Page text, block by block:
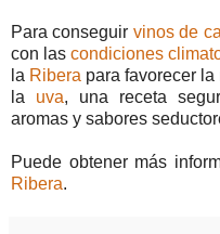
Para conseguir vinos de
con las condiciones
la Ribera para favorecer
la uva, una receta
aromas y sabores
Puede obtener más
Ribera.